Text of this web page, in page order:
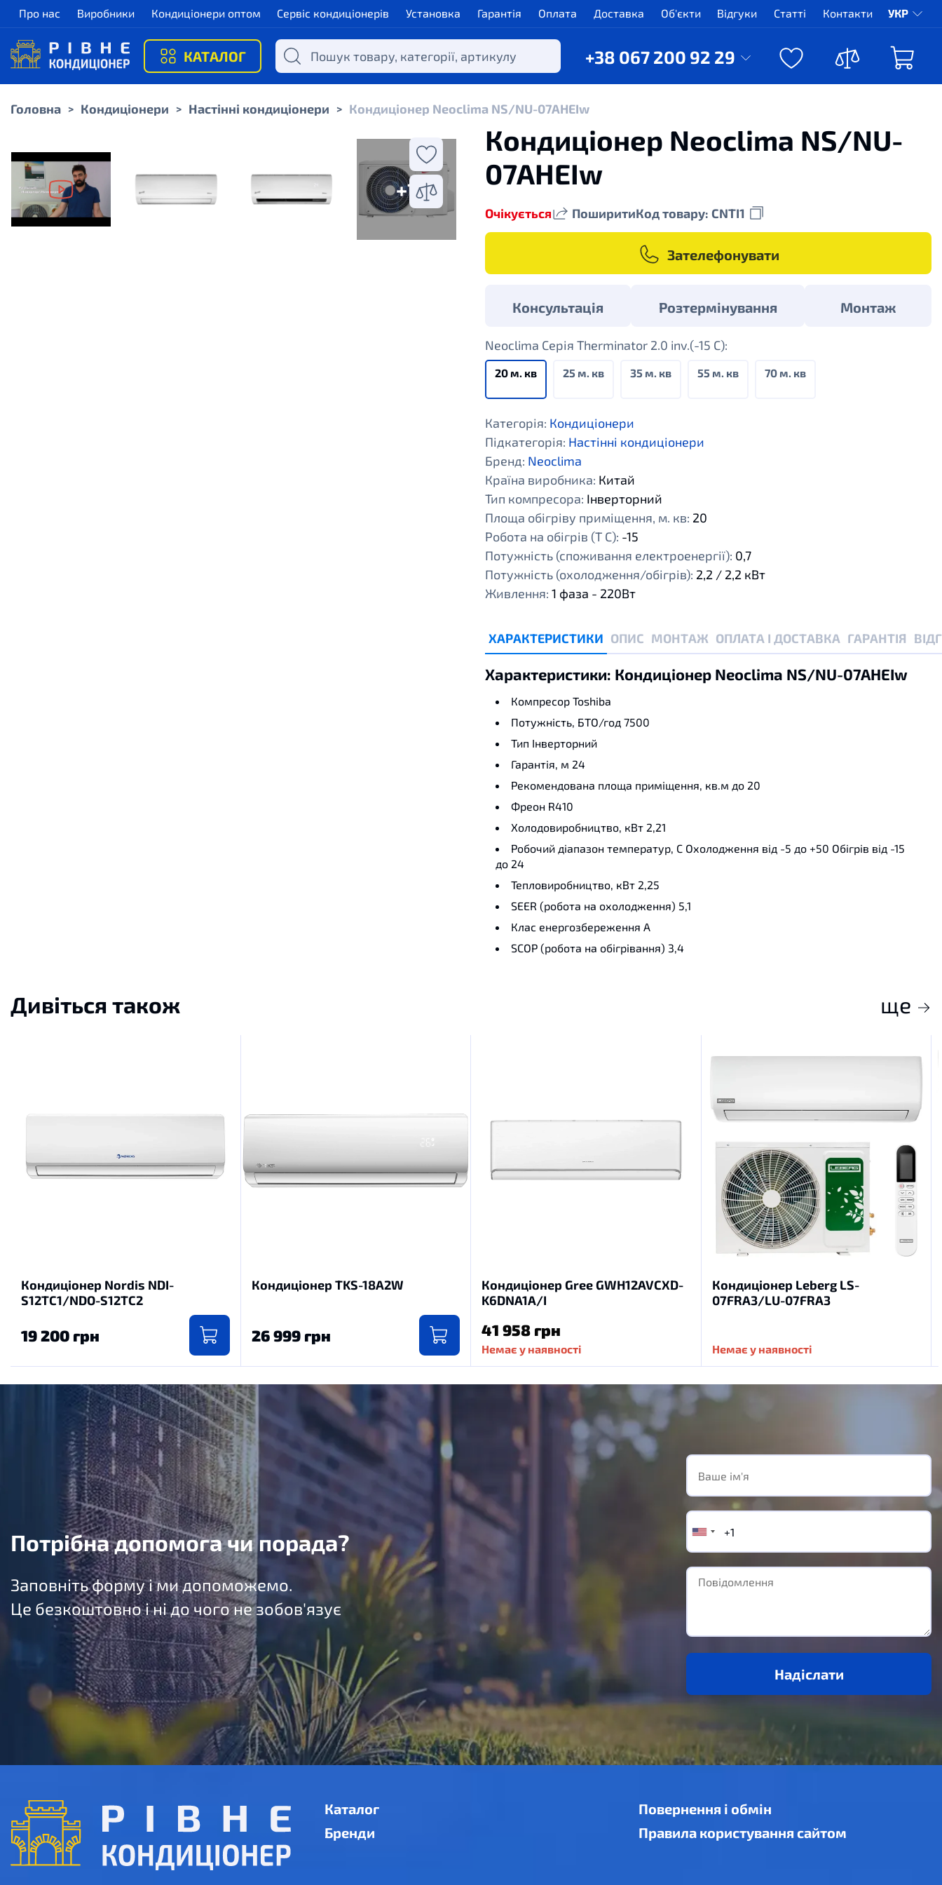
Про нас Виробники Кондиціонери оптом Сервіс кондиціонерів Установка Гарантія Оплата Доставка Об'єкти Відгуки Статті Контакти УКР
КАТАЛОГ +38 067 200 92 29
Головна > Кондиціонери > Настінні кондиціонери > Кондиціонер Neoclima NS/NU-07AHЕIw
+1
Кондиціонер Neoclima NS/NU-
07AHЕIw
Очікується ПоширитиКод товару: CNTI1
Зателефонувати
Консультація Розтермінування Монтаж
Neoclima Серія Therminator 2.0 inv.(-15 С):
20 м. кв 25 м. кв 35 м. кв 55 м. кв 70 м. кв
Категорія: Кондиціонери
Підкатегорія: Настінні кондиціонери
Бренд: Neoclima
Країна виробника: Китай
Тип компресора: Інверторний
Площа обігріву приміщення, м. кв: 20
Робота на обігрів (Т С): -15
Потужність (споживання електроенергії): 0,7
Потужність (охолодження/обігрів): 2,2 / 2,2 кВт
Живлення: 1 фаза - 220Вт
ХАРАКТЕРИСТИКИ ОПИС МОНТАЖ ОПЛАТА І ДОСТАВКА ГАРАНТІЯ
Характеристики: Кондиціонер Neoclima NS/NU-07AHЕIw
Компресор Toshiba
Потужність, БТО/год 7500
Тип Інверторний
Гарантія, м 24
Рекомендована площа приміщення, кв.м до 20
Фреон R410
Холодовиробництво, кВт 2,21
Робочий діапазон температур, С Охолодження від -5 до +50 Обігрів від -15
до 24
Тепловиробництво, кВт 2,25
SEER (робота на охолодження) 5,1
Клас енергозбереження А
SCOP (робота на обігрівання) 3,4
Дивіться також ще
Кондиціонер Nordis NDI-
S12TC1/NDO-S12TC2
19 200 грн
Кондиціонер TKS-18A2W
26 999 грн
Кондиціонер Gree GWH12AVCXD-
K6DNA1A/I
41 958 грн
Немає у наявності
Кондиціонер Leberg LS-
07FRA3/LU-07FRA3
Немає у наявності
Потрібна допомога чи порада?
Заповніть форму і ми допоможемо.
Це безкоштовно і ні до чого не зобов'язує
Надіслати
Каталог
Бренди
Повернення і обмін
Правила користування сайтом